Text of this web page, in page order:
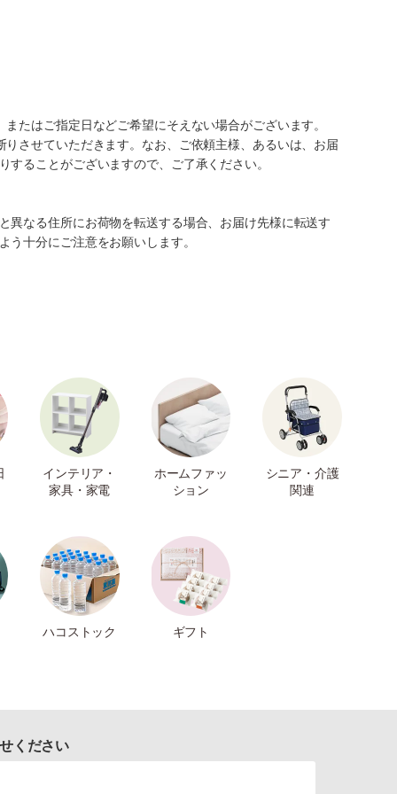
たはご指定日などご希望にそえない場合がございます。
させていただきます。なお、ご依頼主様、あるいは、お届
ることがございますので、ご了承ください。
異なる住所にお荷物を転送する場合、お届け先様に転送す
十分にご注意をお願いします。
インテリア・
家具・家電
ホームファッ
ション
シニア・介護
関連
ハコストック ギフト
ください